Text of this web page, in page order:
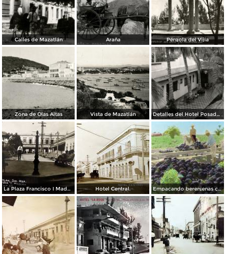
Calles de Mazatlán Araña Pérgola del Vijía
Zona de Olas Altas Vista de Mazatlán Detalles del Hotel Posada Colonial
La Plaza Francisco I Madero. Hotel Central. Empacando berenjenas cerca de Mazatlan 1928